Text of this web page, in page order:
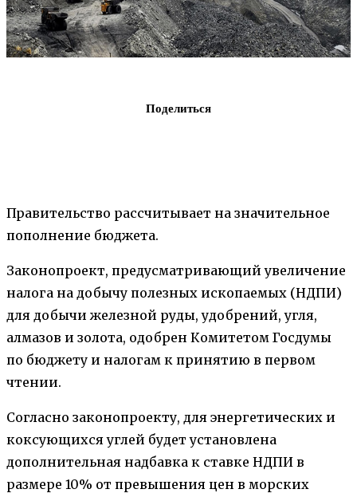
Поделиться
Правительство рассчитывает на значительное
пополнение бюджета.
Законопроект, предусматривающий увеличение
налога на добычу полезных ископаемых (НДПИ)
для добычи железной руды, удобрений, угля,
алмазов и золота, одобрен Комитетом Госдумы
по бюджету и налогам к принятию в первом
чтении.
Согласно законопроекту, для энергетических и
коксующихся углей будет установлена
дополнительная надбавка к ставке НДПИ в
размере 10% от превышения цен в морских